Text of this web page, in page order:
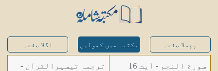
پچھلا صفحہ مکتبہ میں کھولیں اگلا صفحہ
سورة النجم - آیت 16 ترجمہ تیسیرالقرآن -